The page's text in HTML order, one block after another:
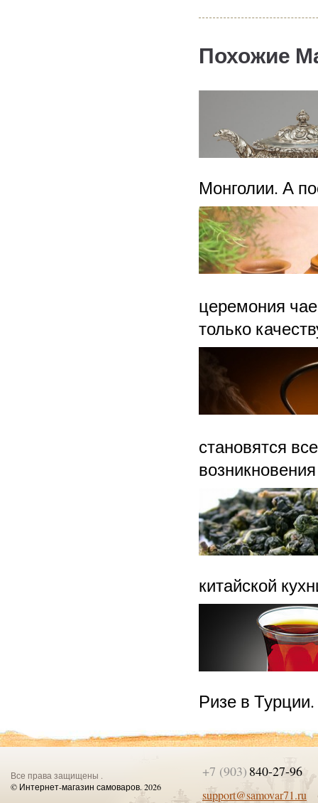
Похожие
Монголии. А
церемония
только
становятся
китайской
Ризе в
Все права защищены .
© Интернет-магазин самоваров. 2026
+7 (903) 840-27-96
support@samovar71.ru